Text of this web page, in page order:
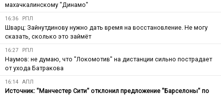
махачкалинскому "Динамо"
16:36 РПЛ
Шварц: Зайнутдинову нужно дать время на восстановление. Не могу
сказать, сколько это займёт
16:27 РПЛ
Наумов: не думаю, что "Локомотив" на дистанции сильно пострадает
от ухода Батракова
16:14 АПЛ
Источник: "Манчестер Сити" отклонил предложение "Барселоны" по